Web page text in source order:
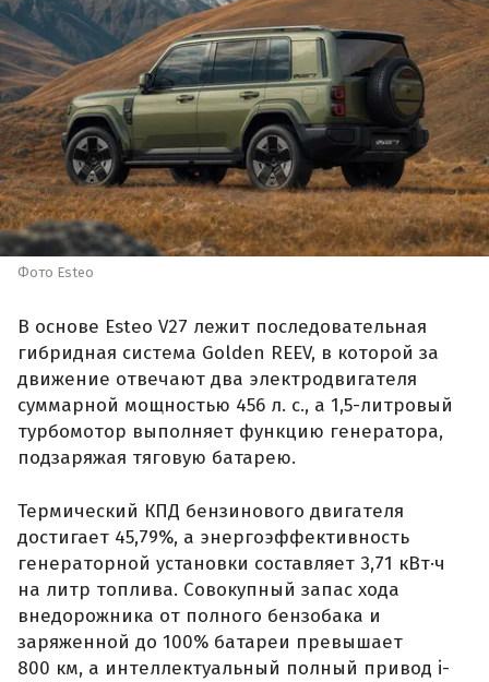
Фото Esteo
В основе Esteo V27 лежит последовательная
гибридная система Golden REEV, в которой за
движение отвечают два электродвигателя
суммарной мощностью 456 л. с., а 1,5-литровый
турбомотор выполняет функцию генератора,
подзаряжая тяговую батарею.
Термический КПД бензинового двигателя
достигает 45,79%, а энергоэффективность
генераторной установки составляет 3,71 кВт·ч
на литр топлива. Совокупный запас хода
внедорожника от полного бензобака и
заряженной до 100% батареи превышает
800 км, а интеллектуальный полный привод i-